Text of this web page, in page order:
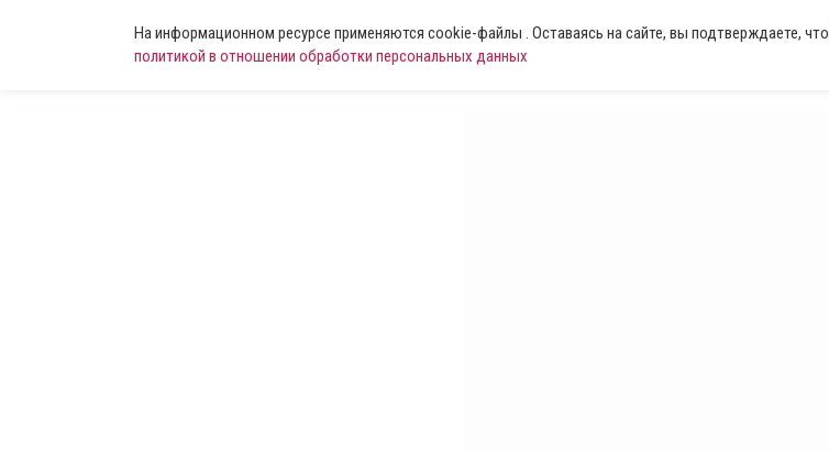
На информационном ресурсе применяются cookie-файлы . Оставаясь на сайте, вы подтверждаете, что
политикой в отношении обработки персональных данных